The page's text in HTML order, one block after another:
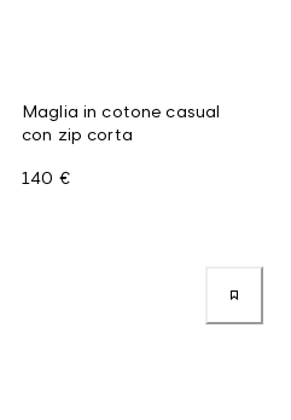
Maglia in cotone casual
con zip corta
140 €